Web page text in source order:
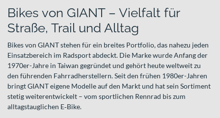
Bikes von GIANT – Vielfalt für
Straße, Trail und Alltag
Bikes von GIANT stehen für ein breites Portfolio, das nahezu jeden
Einsatzbereich im Radsport abdeckt. Die Marke wurde Anfang der
1970er-Jahre in Taiwan gegründet und gehört heute weltweit zu
den führenden Fahrradherstellern. Seit den frühen 1980er-Jahren
bringt GIANT eigene Modelle auf den Markt und hat sein Sortiment
stetig weiterentwickelt – vom sportlichen Rennrad bis zum
alltagstauglichen E‑Bike.